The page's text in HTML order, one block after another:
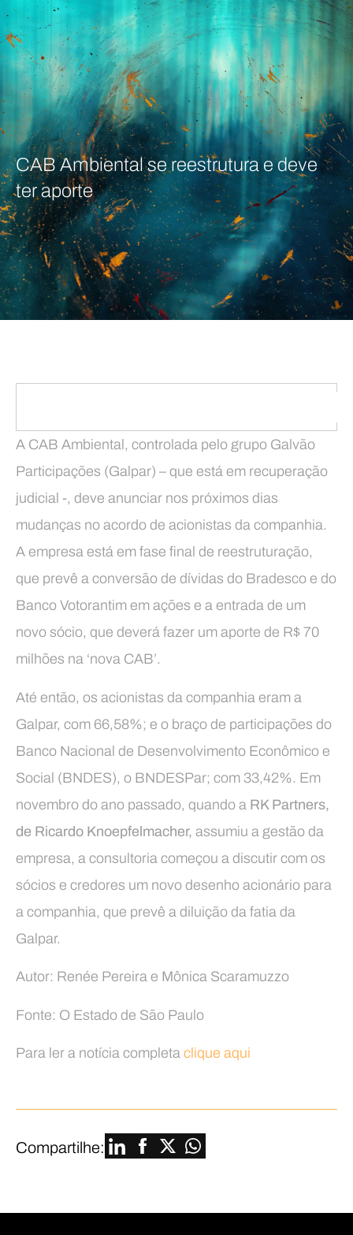
CAB Ambiental se reestrutura e deve
ter aporte
A CAB Ambiental, controlada pelo grupo Galvão
Participações (Galpar) – que está em recuperação
judicial -, deve anunciar nos próximos dias
mudanças no acordo de acionistas da companhia.
A empresa está em fase final de reestruturação,
que prevê a conversão de dívidas do Bradesco e do
Banco Votorantim em ações e a entrada de um
novo sócio, que deverá fazer um aporte de R$ 70
milhões na ‘nova CAB’.
Até então, os acionistas da companhia eram a
Galpar, com 66,58%; e o braço de participações do
Banco Nacional de Desenvolvimento Econômico e
Social (BNDES), o BNDESPar; com 33,42%. Em
novembro do ano passado, quando a RK Partners,
de Ricardo Knoepfelmacher, assumiu a gestão da
empresa, a consultoria começou a discutir com os
sócios e credores um novo desenho acionário para
a companhia, que prevê a diluição da fatia da
Galpar.
Autor: Renée Pereira e Mônica Scaramuzzo
Fonte: O Estado de São Paulo
Para ler a notícia completa clique aqui
Compartilhe: